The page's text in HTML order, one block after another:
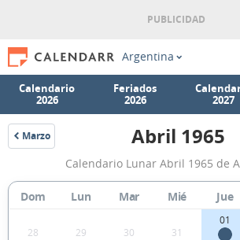
Argentina
Calendario
2026
Feriados
2026
2027
Marzo
1965
Lunar
Abril
Abril 1965
Calendario Lunar Abril 1965 de
Dom Lun Mar Mié Jue
28 29 30 31
01